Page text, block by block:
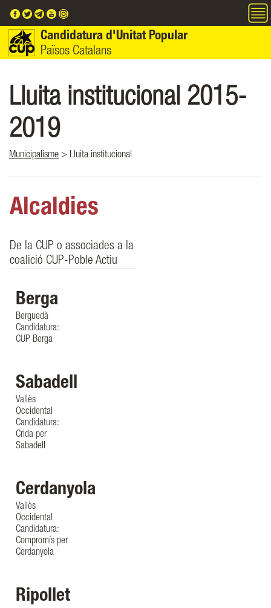
Candidatura d'Unitat Popular
Països Catalans
Lluita institucional 2015-
2019
Municipalisme > Lluita institucional
Alcaldies
De la CUP o associades a la
coalició CUP-Poble Actiu
Berga
Berguedà
Candidatura:
CUP Berga
Sabadell
Vallès
Occidental
Candidatura:
Crida per
Sabadell
Cerdanyola
Vallès
Occidental
Candidatura:
Compromís per
Cerdanyola
Ripollet